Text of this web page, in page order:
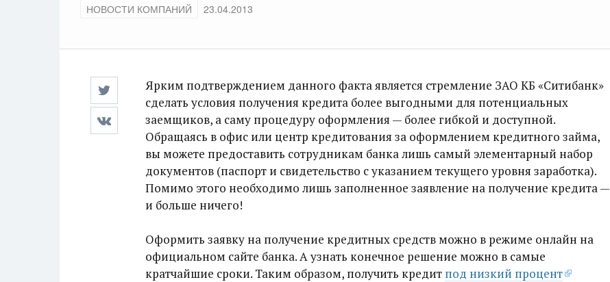
НОВОСТИ КОМПАНИЙ 23.04.2013
Ярким подтверждением данного факта является стремление ЗАО КБ «Ситибанк»
сделать условия получения кредита более выгодными для потенциальных
заемщиков, а саму процедуру оформления — более гибкой и доступной.
Обращаясь в офис или центр кредитования за оформлением кредитного займа,
вы можете предоставить сотрудникам банка лишь самый элементарный набор
документов (паспорт и свидетельство с указанием текущего уровня заработка).
Помимо этого необходимо лишь заполненное заявление на получение кредита —
и больше ничего!
Оформить заявку на получение кредитных средств можно в режиме онлайн на
официальном сайте банка. А узнать конечное решение можно в самые
кратчайшие сроки. Таким образом, получить кредит под низкий процент